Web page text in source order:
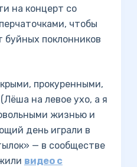
на концерт со
чтобы
поклонников
прокуренными,
на левое ухо, а я
жизнью и
день играли в
— в сообществе
видео с